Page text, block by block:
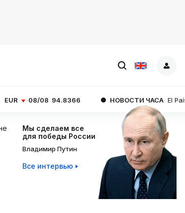
94.8366 НОВОСТИ ЧАСА El País: власти
Мы сделаем все
для победы России
Владимир Путин
Все интервью